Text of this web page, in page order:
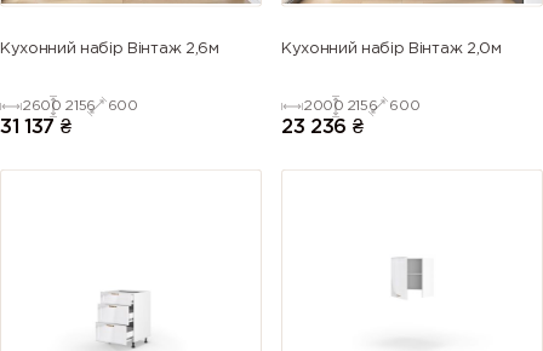
Кухонний набір Вінтаж 2,6м
2600 2156 600
31 137 ₴
Кухонний набір Вінтаж 2,0м
2000 2156 600
23 236 ₴